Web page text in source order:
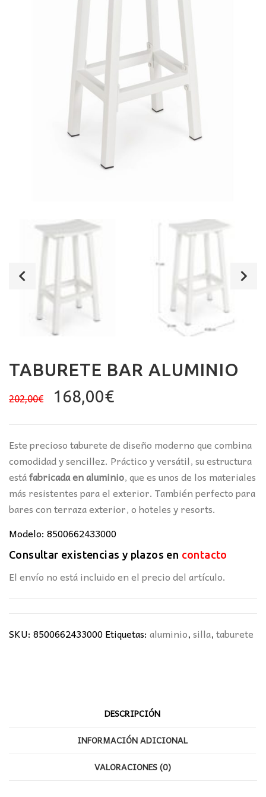
TABURETE BAR ALUMINIO
202,00€
El
original
era:
202,00€.
168,00€El
actual
es:
168,00€.
Este precioso taburete de diseño moderno que combina
comodidad y sencillez. Práctico y versátil, su estructura
estáfabricada en aluminio, que es unos de los materiales
más resistentes para el exterior. También perfecto para
bares con terraza exterior, o hoteles y resorts.
Modelo: 8500662433000
Consultar existencias y plazos en contacto
El envío no está incluido en el precio del artículo.
SKU: 8500662433000Etiquetas: aluminio,silla,taburete
DESCRIPCIÓN
INFORMACIÓN ADICIONAL
VALORACIONES (0)